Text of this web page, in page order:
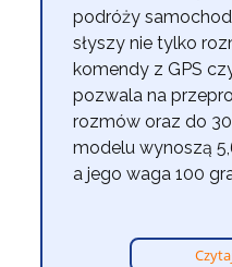
podróży
słyszy nie tylko
komendy z GPS
pozwala na
rozmów oraz do
modelu wynoszą
a jego waga 100